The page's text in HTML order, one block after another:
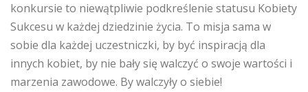
konkursie to niewątpliwie podkreślenie statusu Kobiety
Sukcesu w każdej dziedzinie życia. To misja sama w
sobie dla każdej uczestniczki, by być inspiracją dla
innych kobiet, by nie bały się walczyć o swoje wartości i
marzenia zawodowe. By walczyły o siebie!